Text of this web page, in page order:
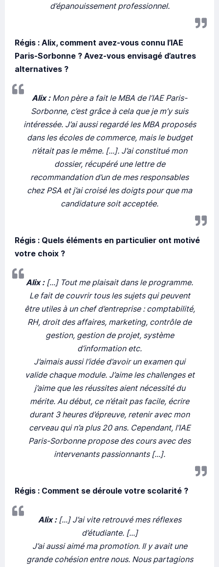
d’épanouissement professionnel.
Régis : Alix, comment avez-vous connu l’IAE
Paris-Sorbonne ? Avez-vous envisagé d’autres
alternatives ?
Alix : Mon père a fait le MBA de l’IAE Paris-
Sorbonne, c’est grâce à cela que je m’y suis
intéressée. J’ai aussi regardé les MBA proposés
dans les écoles de commerce, mais le budget
n’était pas le même. [...]. J’ai constitué mon
dossier, récupéré une lettre de
recommandation d’un de mes responsables
chez PSA et j’ai croisé les doigts pour que ma
candidature soit acceptée.
Régis : Quels éléments en particulier ont motivé
votre choix ?
Alix : [...] Tout me plaisait dans le programme.
Le fait de couvrir tous les sujets qui peuvent
être utiles à un chef d’entreprise : comptabilité,
RH, droit des affaires, marketing, contrôle de
gestion, gestion de projet, système
d’information etc.
J’aimais aussi l’idée d’avoir un examen qui
valide chaque module. J’aime les challenges et
j’aime que les réussites aient nécessité du
mérite. Au début, ce n’était pas facile, écrire
durant 3 heures d’épreuve, retenir avec mon
cerveau qui n’a plus 20 ans. Cependant, l’IAE
Paris-Sorbonne propose des cours avec des
intervenants passionnants [...].
Régis : Comment se déroule votre scolarité ?
Alix : [...] J’ai vite retrouvé mes réflexes
d’étudiante. [...]
J’ai aussi aimé ma promotion. Il y avait une
grande cohésion entre nous. Nous partagions